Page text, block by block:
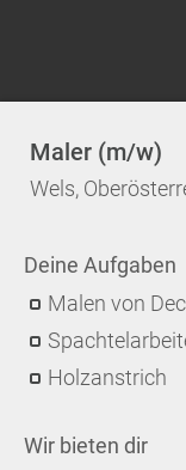
Maler (m/w)
Wels,
Deine Aufgaben
Malen von
Holzanstrich
Wir bieten dir